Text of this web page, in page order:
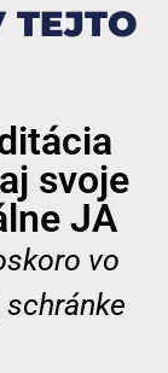
TEJTO
svoje
JA
vo
schránke